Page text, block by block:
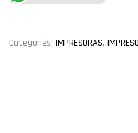
Categories: IMPRESORAS,